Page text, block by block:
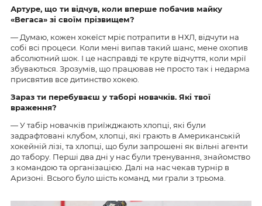
Артуре, що ти відчув, коли вперше побачив майку
«Вегаса» зі своїм прізвищем?
— Думаю, кожен хокеїст мріє потрапити в НХЛ, відчути на
собі всі процеси. Коли мені випав такий шанс, мене охопив
абсолютний шок. І це насправді те круте відчуття, коли мрії
збуваються. Зрозумів, що працював не просто так і недарма
присвятив все дитинство хокею.
Зараз ти перебуваєш у таборі новачків. Які твої
враження?
— У табір новачків приїжджають хлопці, які були
задрафтовані клубом, хлопці, які грають в Американській
хокейній лізі, та хлопці, що були запрошені як вільні агенти
до табору. Перші два дні у нас були тренування, знайомство
з командою та організацією. Далі на нас чекав турнір в
Аризоні. Всього було шість команд, ми грали з трьома.